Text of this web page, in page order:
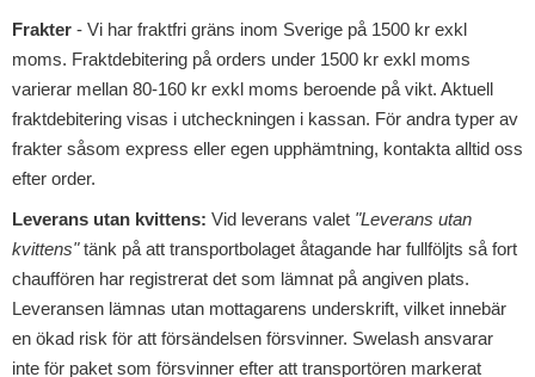
Frakter - Vi har fraktfri gräns inom Sverige på 1500 kr exkl
moms. Fraktdebitering på orders under 1500 kr exkl moms
varierar mellan 80-160 kr exkl moms beroende på vikt. Aktuell
fraktdebitering visas i utcheckningen i kassan. För andra typer av
frakter såsom express eller egen upphämtning, kontakta alltid oss
efter order.
Leverans utan kvittens: Vid leverans valet "Leverans utan
kvittens"tänk på att transportbolaget åtagande har fullföljts så fort
chauffören har registrerat det som lämnat på angiven plats.
Leveransen lämnas utan mottagarens underskrift, vilket innebär
en ökad risk för att försändelsen försvinner. Swelash ansvarar
inte för paket som försvinner efter att transportören markerat